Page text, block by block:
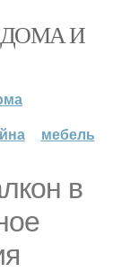
ДОМА И
мебель
в